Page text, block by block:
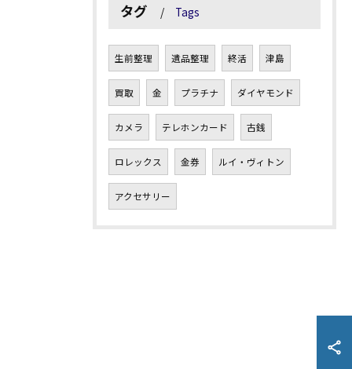
タグ Tags
生前整理 遺品整理 終活 津島
買取 金 プラチナ ダイヤモンド
カメラ テレホンカード 古銭
ロレックス 金券 ルイ・ヴィトン
アクセサリー